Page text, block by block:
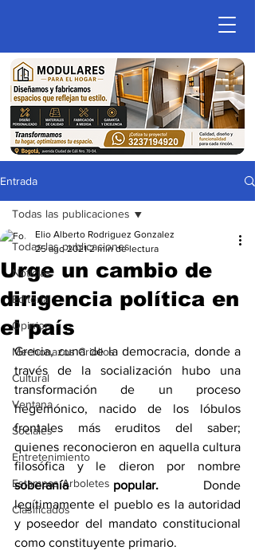
Entrada
Todas las publicaciones
Noticias
Editorial
Opinion
Mechonazos Criollos
Cultural
Ventana
Sociales
Entretenimiento
Estampas Arboletes
Clasificados
Todas las publicaciones
Urge un cambio de
dirigencia política en
el país
Elio Alberto Rodriguez Gonzalez
25 ago 2021 2 min de lectura
Grecia, cuna de la democracia, donde a
través de la socialización hubo una
transformación de un proceso
hegemónico, nacido de los lóbulos
frontales más eruditos del saber;
quienes reconocieron en aquella cultura
soberanía popular. Donde
legítimamente el pueblo es la autoridad
y poseedor del mandato constitucional
como constituyente primario.